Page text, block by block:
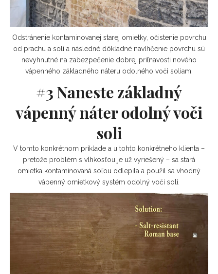
Odstránenie kontaminovanej starej omietky, očistenie povrchu
od prachu a solí a následné dôkladné navlhčenie povrchu sú
nevyhnutné na zabezpečenie dobrej priľnavosti nového
vápenného základného náteru odolného voči soliam.
#3 Naneste základný
vápenný náter odolný voči
soli
V tomto konkrétnom príklade a u tohto konkrétneho klienta –
pretože problém s vlhkosťou je už vyriešený – sa stará
omietka kontaminovaná soľou odlepila a použil sa vhodný
vápenný omietkový systém odolný voči soli.